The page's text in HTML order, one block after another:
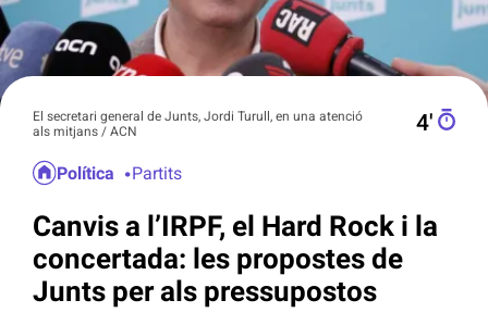
El secretari general de Junts, Jordi Turull, en una atenció
als mitjans / ACN
4′
Política Partits
Canvis a l’IRPF, el Hard Rock i la
concertada: les propostes de
Junts per als pressupostos